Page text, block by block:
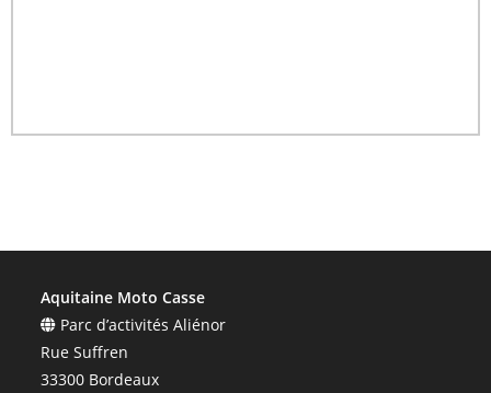
Aquitaine Moto Casse
Parc d’activités Aliénor
Rue Suffren
33300 Bordeaux